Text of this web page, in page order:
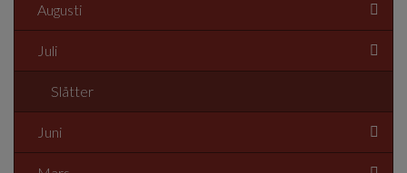
Augusti
Juli
Slåtter
Juni